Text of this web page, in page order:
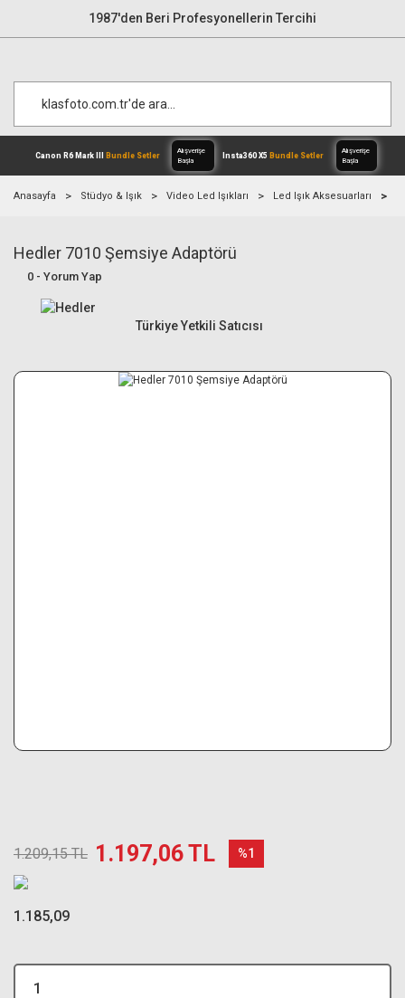
1987'den Beri Profesyonellerin Tercihi
Canon R6 Mark IIIBundle Setler
Anasayfa Stüdyo & Işık Video Led Işıkları Led Işık Aksesuarları
Hedler 7010 Şemsiye Adaptörü
0 - Yorum Yap
Türkiye Yetkili Satıcısı
1.209,15 TL 1.197,06 TL %1
1.185,09